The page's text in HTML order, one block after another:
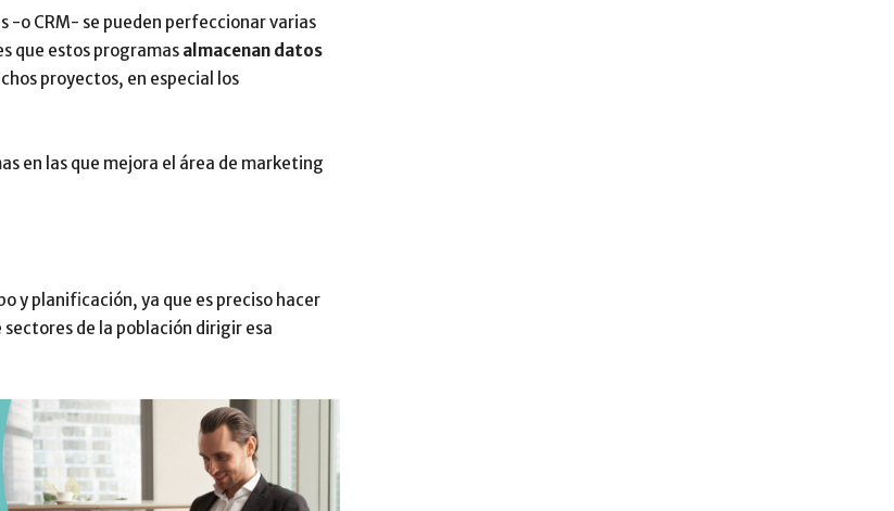
-o CRM- se pueden perfeccionar varias
que estos programas almacenan datos
proyectos, en especial los
en las que mejora el área de marketing
y planificación, ya que es preciso hacer
de la población dirigir esa